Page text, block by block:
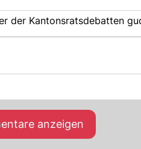
der Kantonsratsdebatten
anzeigen